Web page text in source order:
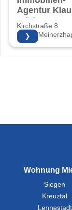
Agentur
Friebe
Kirchstraße 8
58540
❯
Wohnung
Siegen
Kreuztal
Lennestadt